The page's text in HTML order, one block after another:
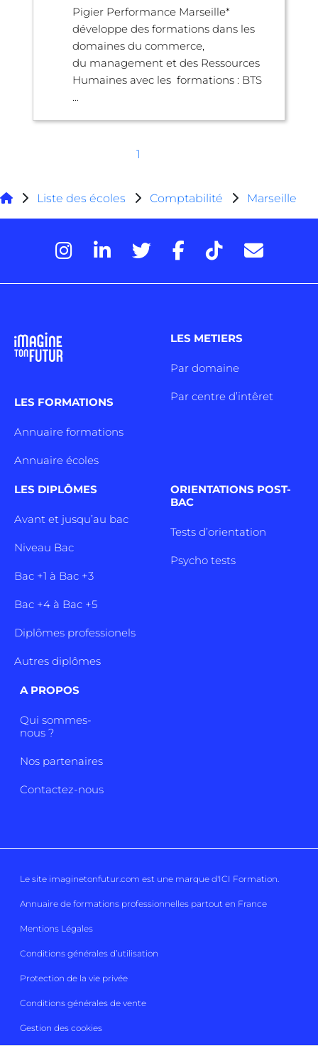
Pigier Performance Marseille*
développe des formations dans les
domaines du commerce,
du management et des Ressources
Humaines avec les formations : BTS
...
1
Liste des écoles Comptabilité Marseille
LES FORMATIONS
Annuaire formations
Annuaire écoles
LES METIERS
Par domaine
Par centre d’intêret
LES DIPLÔMES
Avant et jusqu’au bac
Niveau Bac
Bac +1 à Bac +3
Bac +4 à Bac +5
Diplômes professionels
Autres diplômes
ORIENTATIONS POST-
BAC
Tests d’orientation
Psycho tests
A PROPOS
Qui sommes-
nous ?
Nos partenaires
Contactez-nous
Le site imaginetonfutur.com est une marque d'ICI Formation.
Annuaire de formations professionnelles partout en France
Mentions Légales
Conditions générales d’utilisation
Protection de la vie privée
Conditions générales de vente
Gestion des cookies